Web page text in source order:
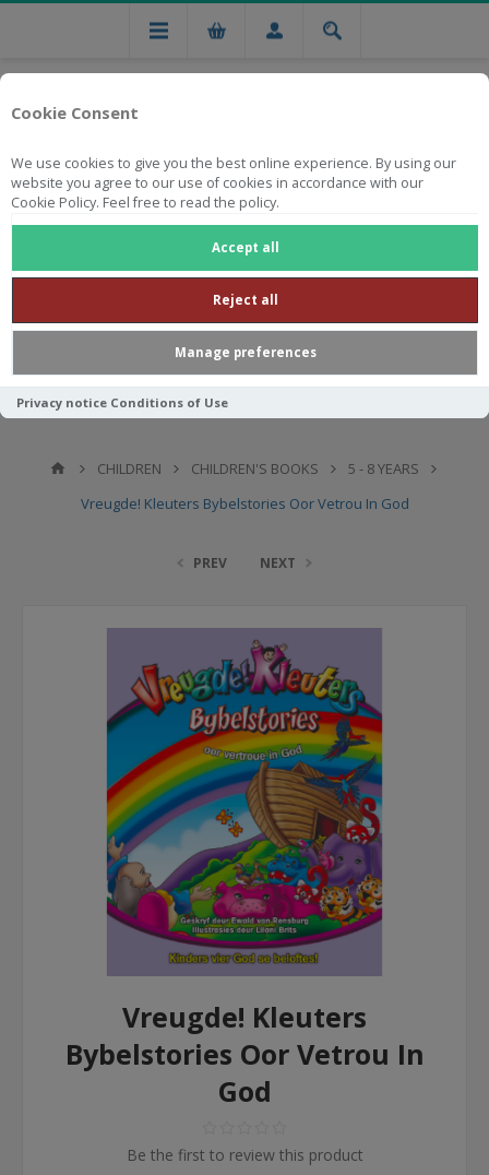
Cookie Consent
We use cookies to give you the best online experience. By using our
website you agree to our use of cookies in accordance with our
Cookie Policy. Feel free to read the policy.
Accept all
Reject all
Manage preferences
Privacy notice Conditions of Use
Free national delivery on orders from R750
CHILDREN CHILDREN'S BOOKS
5 - 8 YEARS
Vreugde! Kleuters Bybelstories Oor Vetrou In God
PREV NEXT
Vreugde! Kleuters
Bybelstories Oor Vetrou In
God
Be the first to review this product